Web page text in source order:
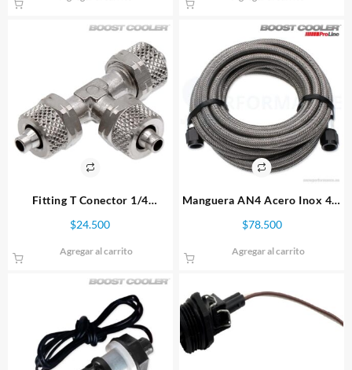
Fitting T Conector 1/4
$24.500
Agregar al carrito
Manguera AN4 Acero Inox 4.5
Performance
$78.500
Agregar al carrito